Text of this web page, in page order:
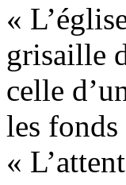
«
grisaille
celle
les fonds
«